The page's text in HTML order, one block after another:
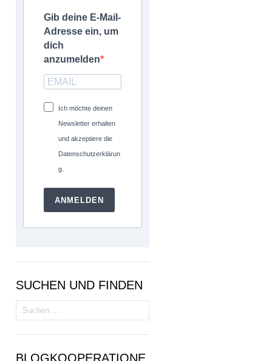
Gib deine E-Mail-
Adresse ein, um
dich
anzumelden
Ich möchte deinen
Newsletter erhalten
und akzeptiere die
Datenschutzerklärun
g.
ANMELDEN
SUCHEN UND FINDEN
Suchen
nach:
BLOGKOOPERATIONE